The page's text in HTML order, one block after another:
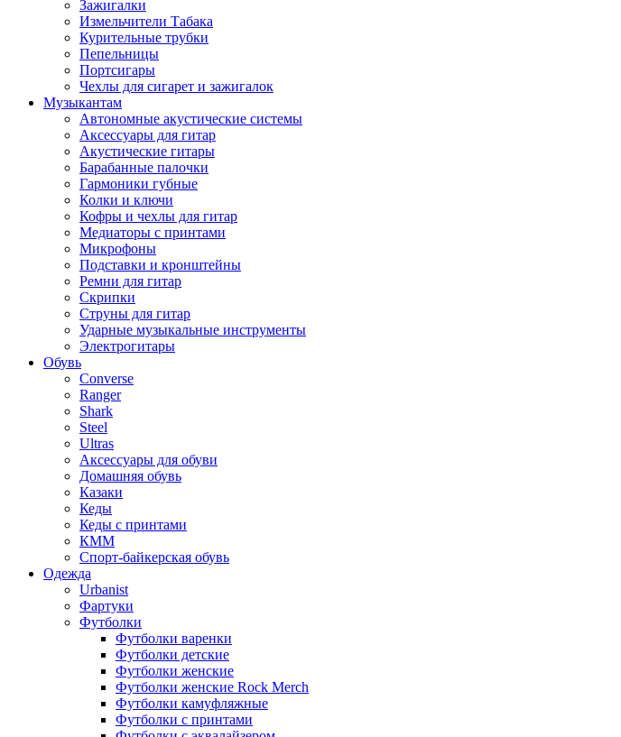
Зажигалки
Измельчители Табака
Курительные трубки
Пепельницы
Портсигары
Чехлы для сигарет и зажигалок
Музыкантам
Автономные акустические системы
Аксессуары для гитар
Акустические гитары
Барабанные палочки
Гармоники губные
Колки и ключи
Кофры и чехлы для гитар
Медиаторы с принтами
Микрофоны
Подставки и кронштейны
Ремни для гитар
Скрипки
Струны для гитар
Ударные музыкальные инструменты
Электрогитары
Обувь
Converse
Ranger
Shark
Steel
Ultras
Аксессуары для обуви
Домашняя обувь
Казаки
Кеды
Кеды с принтами
КММ
Спорт-байкерская обувь
Одежда
Urbanist
Фартуки
Футболки
Футболки варенки
Футболки детские
Футболки женские
Футболки женские Rock Merch
Футболки камуфляжные
Футболки с принтами